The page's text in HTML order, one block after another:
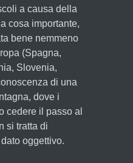
a causa della
cosa importante,
bene nemmeno
(Spagna,
Slovenia,
di una
dove i
cedere il passo al
si tratta di
oggettivo.